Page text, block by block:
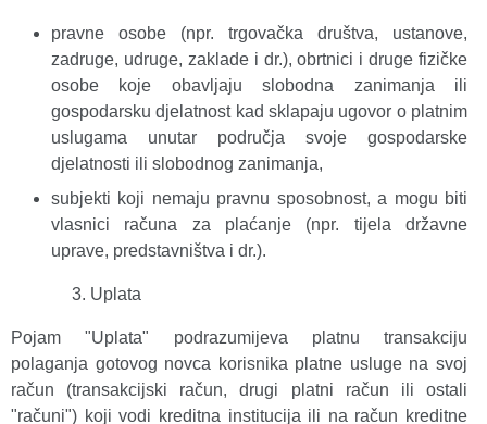
pravne osobe (npr. trgovačka društva, ustanove,
zadruge, udruge, zaklade i dr.), obrtnici i druge fizičke
osobe koje obavljaju slobodna zanimanja ili
gospodarsku djelatnost kad sklapaju ugovor o platnim
uslugama unutar područja svoje gospodarske
djelatnosti ili slobodnog zanimanja,
subjekti koji nemaju pravnu sposobnost, a mogu biti
vlasnici računa za plaćanje (npr. tijela državne
uprave, predstavništva i dr.).
Uplata
Pojam "Uplata" podrazumijeva platnu transakciju
polaganja gotovog novca korisnika platne usluge na svoj
račun (transakcijski račun, drugi platni račun ili ostali
"računi") koji vodi kreditna institucija ili na račun kreditne